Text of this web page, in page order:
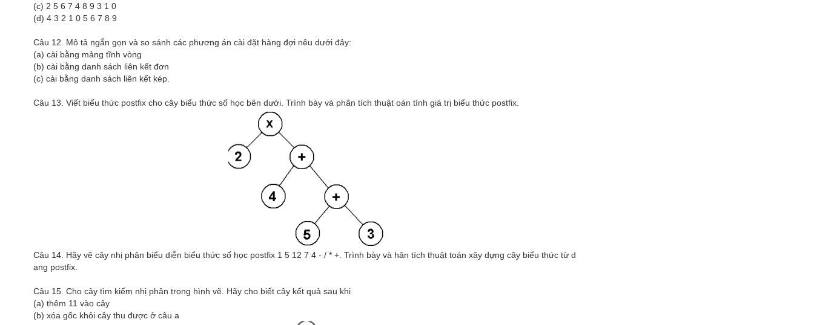
(c) 2 5 6 7 4 8 9 3 1 0
(d) 4 3 2 1 0 5 6 7 8 9
Câu 12. Mô tả ngắn gọn và so sánh các phương án cài đặt hàng đợi nêu dưới đây:
(a) cài bằng mảng tĩnh vòng
(b) cài bằng danh sách liên kết đơn
(c) cài bằng danh sách liên kết kép.
Câu 13. Viết biểu thức postfix cho cây biểu thức số học bên dưới. Trình bày và phân tích thuật oán tính giá trị biểu thức postfix.
Câu 14. Hãy vẽ cây nhị phân biểu diễn biểu thức số học postfix 1 5 12 7 4 - / * +. Trình bày và hân tích thuật toán xây dựng cây biểu thức từ d
ạng postfix.
Câu 15. Cho cây tìm kiếm nhị phân trong hình vẽ. Hãy cho biết cây kết quả sau khi
(a) thêm 11 vào cây
(b) xóa gốc khỏi cây thu được ở câu a